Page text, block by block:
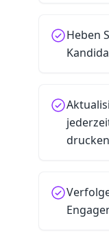
Heben
drucken